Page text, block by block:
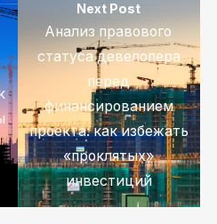
Next Post
Анализ правового
статуса девелопера
перед
финансированием
проекта: как избежать
«проклятых»
инвестиций